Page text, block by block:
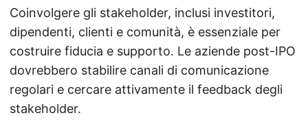
Coinvolgere gli stakeholder, inclusi investitori,
dipendenti, clienti e comunità, è essenziale per
costruire fiducia e supporto. Le aziende post-IPO
dovrebbero stabilire canali di comunicazione
regolari e cercare attivamente il feedback degli
stakeholder.